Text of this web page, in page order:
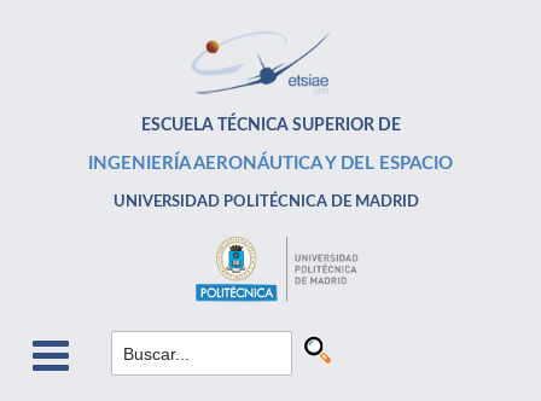
ESCUELA TÉCNICA SUPERIOR DE
INGENIERÍA AERONÁUTICA Y DEL ESPACIO
UNIVERSIDAD POLITÉCNICA DE MADRID